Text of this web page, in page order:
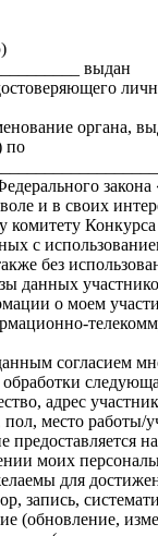
выдан
органа,
по
и в своих
с
без
данных
о моем
согласием
обработки
адрес
пол, место работы/
предоставляется
моих
для
запись,
(обновление,